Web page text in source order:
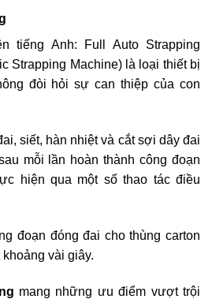
tiếng Anh: Full Auto Strapping
Strapping Machine) là loại thiết bị
đòi hỏi sự can thiệp của con
siết, hàn nhiệt và cắt sợi dây đai
mỗi lần hoàn thành công đoạn
hiện qua một số thao tác điều
đoạn đóng đai cho thùng carton
vài giây.
mang những ưu điểm vượt trội